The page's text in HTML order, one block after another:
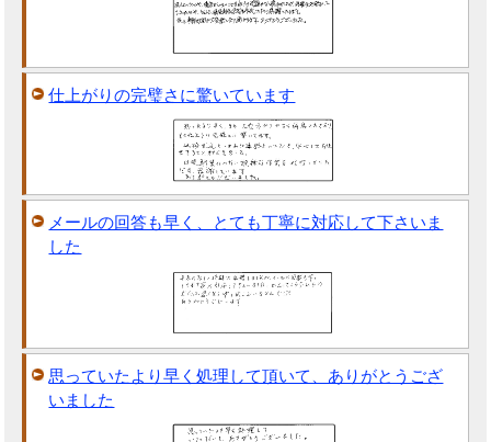
仕上がりの完璧さに驚いています
メールの回答も早く、とても丁寧に対応して下さいま
した
思っていたより早く処理して頂いて、ありがとうござ
いました